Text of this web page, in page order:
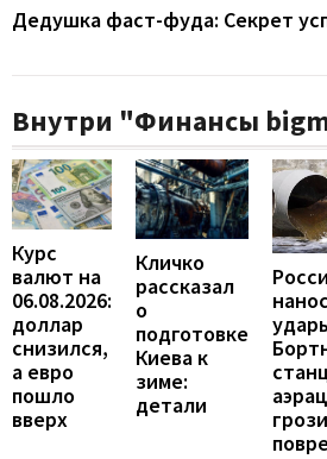
Дедушка фаст-фуда: Секрет
Внутри "Финансы
Курс
валют на
06.08.2026:
доллар
снизился,
а евро
пошло
вверх
Кличко
рассказал
о
подготовке
Киева к
зиме:
детали